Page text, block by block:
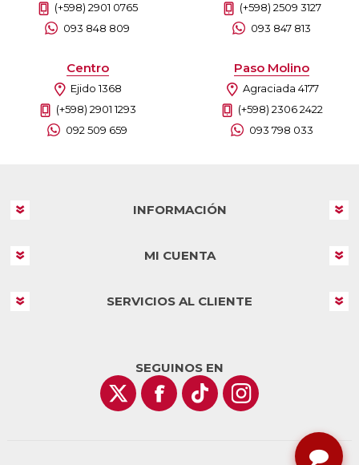
(+598) 2901 0765
093 848 809
(+598) 2509 3127
093 847 813
Centro
Ejido 1368
(+598) 2901 1293
092 509 659
Paso Molino
Agraciada 4177
(+598) 2306 2422
093 798 033
INFORMACIÓN
MI CUENTA
SERVICIOS AL CLIENTE
SEGUINOS EN